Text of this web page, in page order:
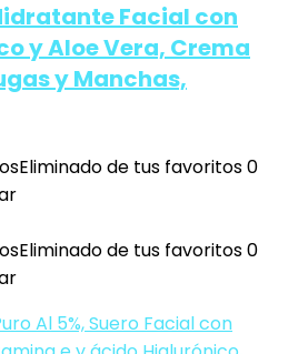
Facial con
y Aloe Vera, Crema
y Manchas,
Eliminado de tus favoritos0
Eliminado de tus favoritos0